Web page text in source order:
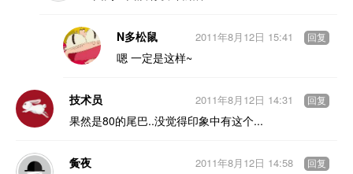
N多松鼠
嗯 一定是这样~
2011年8月12日 15:41 回复
技术员
果然是80的尾巴..没觉得印象中有这个...
2011年8月12日 14:31 回复
夤夜
2011年8月12日 14:58 回复